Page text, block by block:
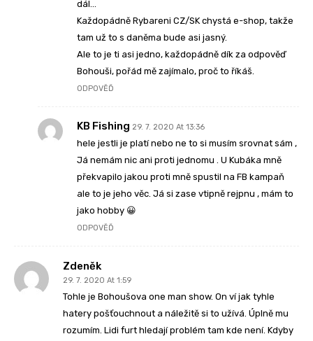
dál…
Každopádně Rybareni CZ/SK chystá e-shop, takže
tam už to s daněma bude asi jasný.
Ale to je ti asi jedno, každopádně dík za odpověď
Bohouši, pořád mě zajímalo, proč to říkáš.
ODPOVĚĎ
KB Fishing 29. 7. 2020 At 13:36
hele jestli je platí nebo ne to si musím srovnat sám ,
Já nemám nic ani proti jednomu . U Kubáka mně
překvapilo jakou proti mně spustil na FB kampaň
ale to je jeho věc. Já si zase vtipně rejpnu , mám to
jako hobby 😀
ODPOVĚĎ
Zdeněk
29. 7. 2020 At 1:59
Tohle je Bohoušova one man show. On ví jak tyhle
hatery pošťouchnout a náležitě si to užívá. Úplně mu
rozumím. Lidi furt hledají problém tam kde není. Kdyby